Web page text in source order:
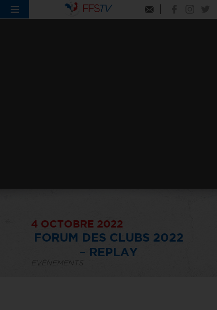
4 OCTOBRE 2022
FORUM DES CLUBS 2022
– REPLAY
EVÈNEMENTS